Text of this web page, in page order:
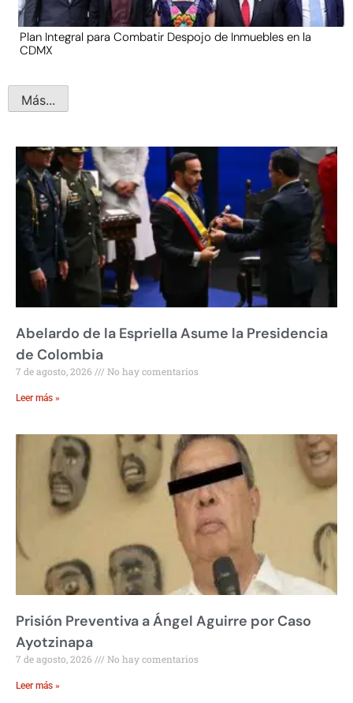
Plan Integral para Combatir Despojo de Inmuebles en la
CDMX
Más...
Abelardo de la Espriella Asume la Presidencia
de Colombia
7 de agosto, 2026 No hay comentarios
Leer más »
Prisión Preventiva a Ángel Aguirre por Caso
Ayotzinapa
7 de agosto, 2026 No hay comentarios
Leer más »